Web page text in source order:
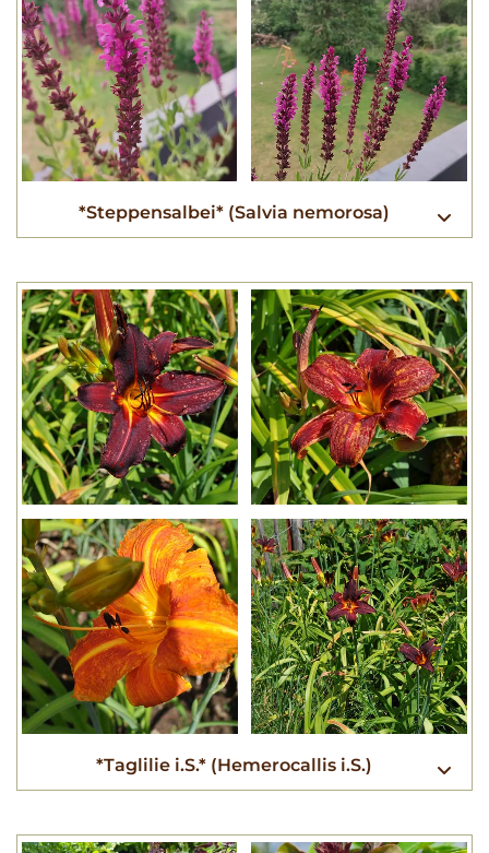
*Steppensalbei* (Salvia nemorosa)
*Taglilie i.S.* (Hemerocallis i.S.)